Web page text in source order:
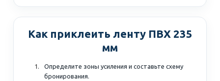
Как приклеить ленту ПВХ 235
мм
Определите зоны усиления и составьте схему
бронирования.